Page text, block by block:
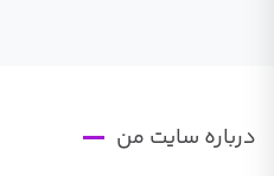
درباره سایت من